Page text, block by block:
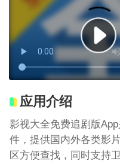
应用介绍
影视大全免费追剧版
件，提供国内外各类影
区方便查找，同时支持